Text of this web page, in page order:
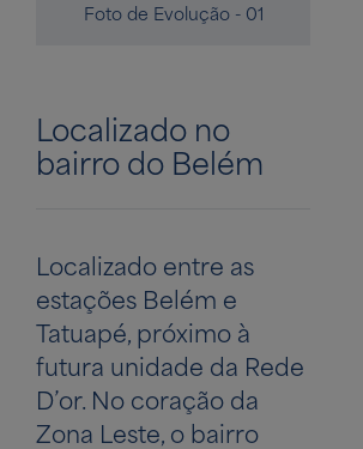
Foto de Evolução - 01
Localizado no
bairro do Belém
Localizado entre as
estações Belém e
Tatuapé, próximo à
futura unidade da Rede
D’or. No coração da
Zona Leste, o bairro